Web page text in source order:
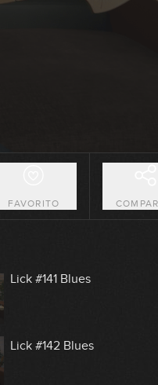
FAVORITO
Lick #137 Fusion
Lick #140 Fusion
Lick #141 Blues
Lick #142 Blues